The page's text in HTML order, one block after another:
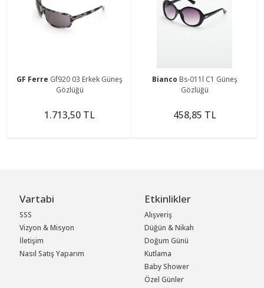
GF Ferre Gf920 03 Erkek Güneş
Gözlüğü
1.713,50 TL
Bianco Bs-011l C1 Güneş
Gözlüğü
458,85 TL
Vartabi
SSS
Vizyon & Misyon
İletişim
Nasıl Satış Yaparım
Etkinlikler
Alışveriş
Düğün & Nikah
Doğum Günü
Kutlama
Baby Shower
Özel Günler